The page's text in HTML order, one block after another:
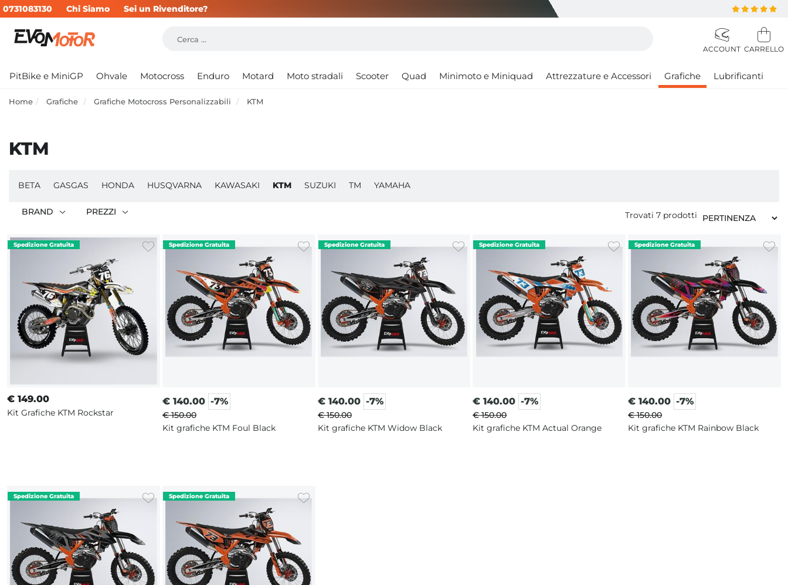
0731083130 Chi Siamo Sei un Rivenditore?
PitBike e MiniGP Ohvale Motocross Enduro Motard Moto stradali Scooter Quad Minimoto e Miniquad Attrezzature e Accessori Grafiche Lubrificanti
Home Grafiche Grafiche Motocross Personalizzabili KTM
KTM
BETA GASGAS HONDA HUSQVARNA KAWASAKI KTM SUZUKI TM YAMAHA
BRAND PREZZI Trovati 7 prodotti
€ 149.00
Kit Grafiche KTM Rockstar
€ 140.00 -7%
€ 150.00
Kit grafiche KTM Foul Black
€ 140.00 -7%
€ 150.00
Kit grafiche KTM Widow Black
€ 140.00 -7%
€ 150.00
Kit grafiche KTM Actual Orange
€ 140.00 -7%
€ 150.00
Kit grafiche KTM Rainbow Black